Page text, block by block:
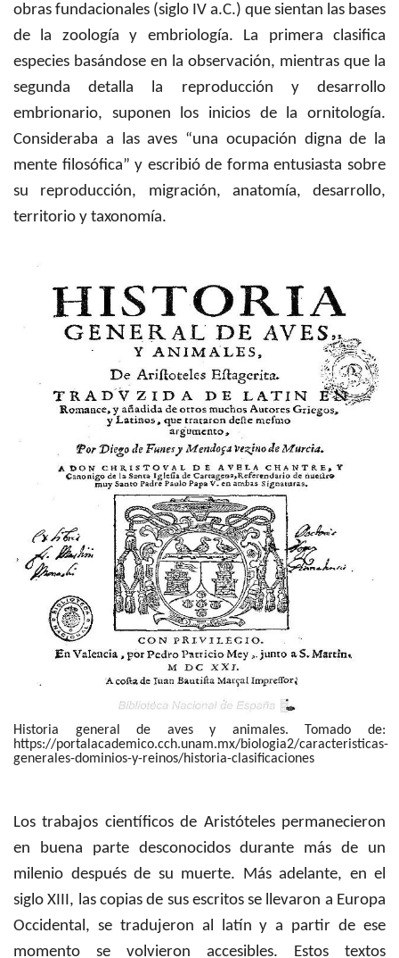
obras fundacionales (siglo IV a.C.) que sientan las bases
de la zoología y embriología. La primera clasifica
especies basándose en la observación, mientras que la
segunda detalla la reproducción y desarrollo
embrionario, suponen los inicios de la ornitología.
Consideraba a las aves “una ocupación digna de la
mente filosófica” y escribió de forma entusiasta sobre
su reproducción, migración, anatomía, desarrollo,
territorio y taxonomía.
Historia general de aves y animales. Tomado de:
https://portalacademico.cch.unam.mx/biologia2/caracteristicas-
generales-dominios-y-reinos/historia-clasificaciones
Los trabajos científicos de Aristóteles permanecieron
en buena parte desconocidos durante más de un
milenio después de su muerte. Más adelante, en el
siglo XIII, las copias de sus escritos se llevaron a Europa
Occidental, se tradujeron al latín y a partir de ese
momento se volvieron accesibles. Estos textos